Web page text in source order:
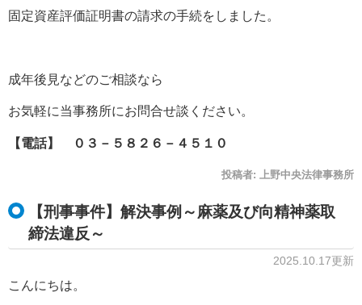
固定資産評価証明書の請求の手続をしました。
成年後見などのご相談なら
お気軽に当事務所にお問合せ談ください。
【電話】 ０３－５８２６－４５１０
投稿者: 上野中央法律事務所
【刑事事件】解決事例～麻薬及び向精神薬取
締法違反～
2025.10.17更新
こんにちは。